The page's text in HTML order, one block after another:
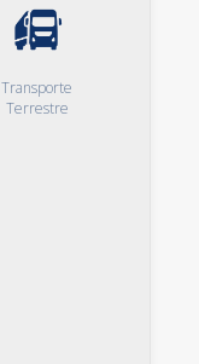
Transporte
Terrestre